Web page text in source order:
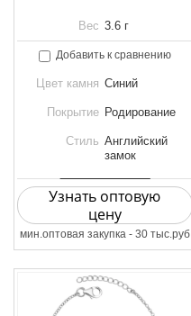
Вес 3.6 г
Добавить к сравнению
Цвет камня Синий
Покрытие Родирование
Стиль Английский
замок
Узнать оптовую
цену
мин.оптовая закупка - 30 тыс.руб